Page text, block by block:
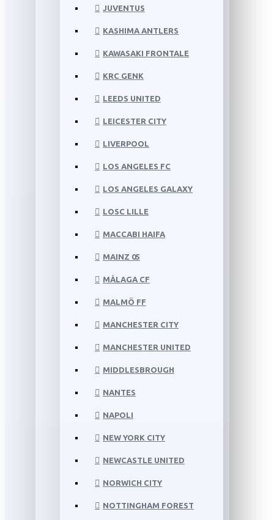
JUVENTUS
KASHIMA ANTLERS
KAWASAKI FRONTALE
KRC GENK
LEEDS UNITED
LEICESTER CITY
LIVERPOOL
LOS ANGELES FC
LOS ANGELES GALAXY
LOSC LILLE
MACCABI HAIFA
MAINZ 05
MÁLAGA CF
MALMÖ FF
MANCHESTER CITY
MANCHESTER UNITED
MIDDLESBROUGH
NANTES
NAPOLI
NEW YORK CITY
NEWCASTLE UNITED
NORWICH CITY
NOTTINGHAM FOREST